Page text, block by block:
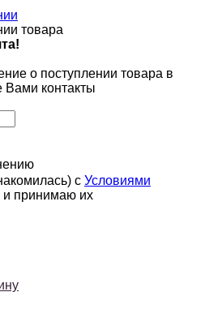
товара
о поступлении товара в
Вами контакты
с Условиями
и принимаю их